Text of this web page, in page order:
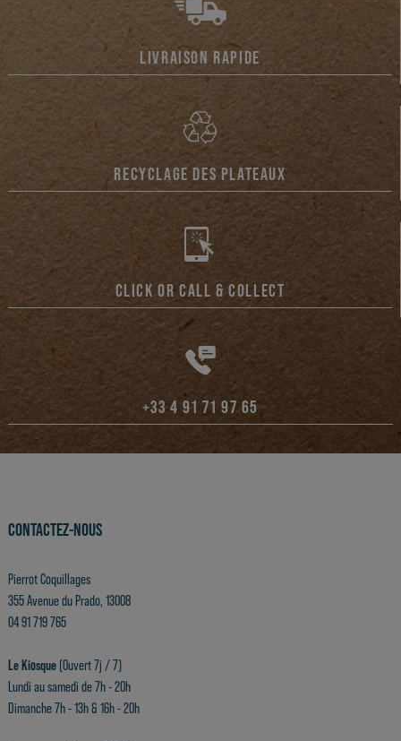
LIVRAISON RAPIDE
RECYCLAGE DES PLATEAUX
CLICK OR CALL & COLLECT
+33 4 91 71 97 65
CONTACTEZ-NOUS
Pierrot Coquillages
355 Avenue du Prado, 13008
04 91 719 765
Le Kiosque (Ouvert 7j / 7)
Lundi au samedi de 7h - 20h
Dimanche 7h - 13h & 16h - 20h